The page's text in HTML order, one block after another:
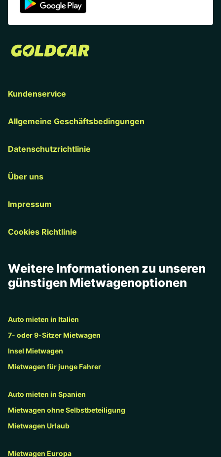
Kundenservice
Allgemeine Geschäftsbedingungen
Datenschutzrichtlinie
Über uns
Impressum
Cookies Richtlinie
Weitere Informationen zu unseren
günstigen Mietwagenoptionen
Auto mieten in Italien
7- oder 9-Sitzer Mietwagen
Insel Mietwagen
Mietwagen für junge Fahrer
Auto mieten in Spanien
Mietwagen ohne Selbstbeteiligung
Mietwagen Urlaub
Mietwagen Europa